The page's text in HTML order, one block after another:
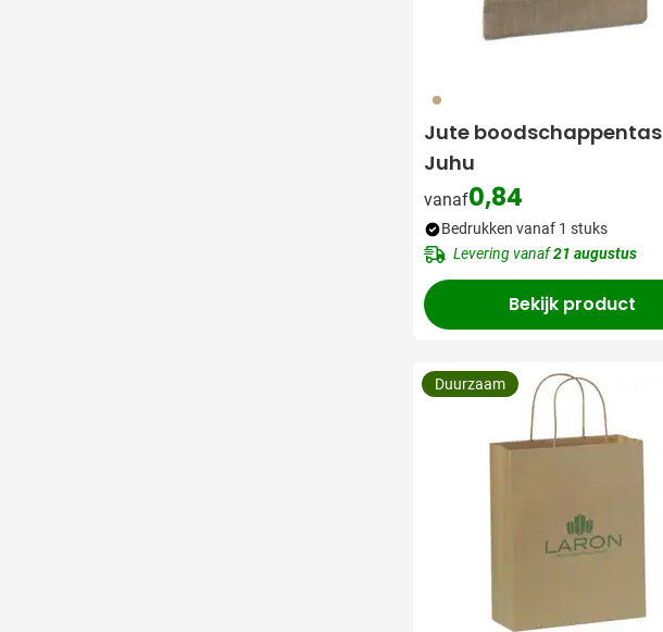
357
Jute boodschappentas
Juhu
vanaf0,84
Bedrukken vanaf 1 stuks
Levering vanaf21 augustus
Bekijk product
Duurzaam